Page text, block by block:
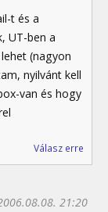
t és a
UT-ben a
(nagyon
nyilvánt kell
van és hogy
Válasz erre
21:20